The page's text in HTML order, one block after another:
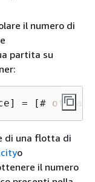
il numero di
partita su
= [# of
di una flotta di
o
il numero